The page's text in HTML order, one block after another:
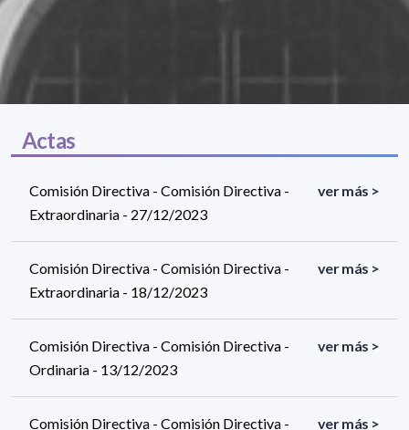
Actas
Comisión Directiva - Comisión Directiva -
Extraordinaria - 27/12/2023
ver más >
Comisión Directiva - Comisión Directiva -
Extraordinaria - 18/12/2023
ver más >
Comisión Directiva - Comisión Directiva -
Ordinaria - 13/12/2023
ver más >
Comisión Directiva - Comisión Directiva - ver más >